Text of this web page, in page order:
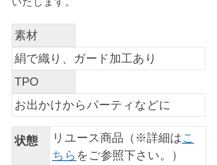
素材
絹で織り、ガード加工あり
TPO
お出かけからパーティなどに
状態 リユース商品（※詳細は こ
ちら をご参照下さい。）